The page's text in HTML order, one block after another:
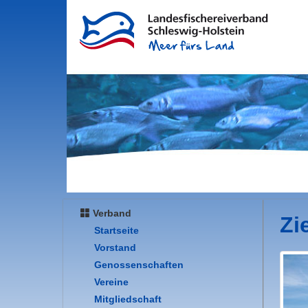
Verband
Startseite
Vorstand
Genossenschaften
Vereine
Mitgliedschaft